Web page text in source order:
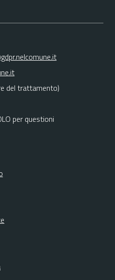
del trattamento)
per questioni